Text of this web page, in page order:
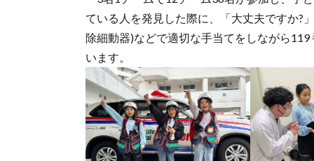
ている人を発見した際に、「大丈夫ですか?
除細動器)などで適切な手当てをしながら
います。